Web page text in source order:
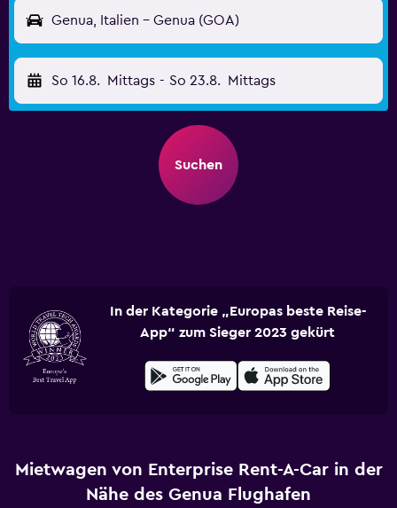
Genua, Italien - Genua (GOA)
So 16.8. Mittags - So 23.8. Mittags
Suchen
In der Kategorie „Europas beste Reise-
App“ zum Sieger 2023 gekürt
Mietwagen von Enterprise Rent-A-Car in der
Nähe des Genua Flughafen